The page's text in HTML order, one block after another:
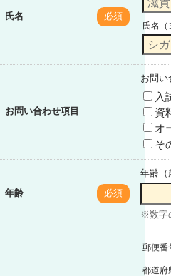
氏名 必須
氏名（
お問い合わせ項目
お問い
入
資
オ
そ
年齢 必須
年齢（
※数字
郵便番
都道府